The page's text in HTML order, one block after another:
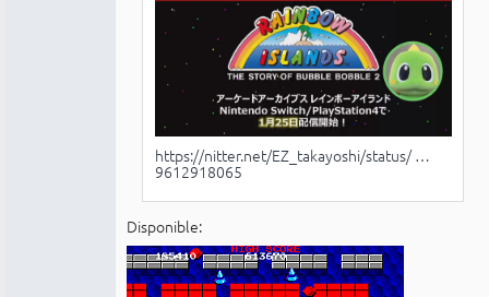
https://nitter.net/EZ_takayoshi/status/ …
9612918065
Disponible: